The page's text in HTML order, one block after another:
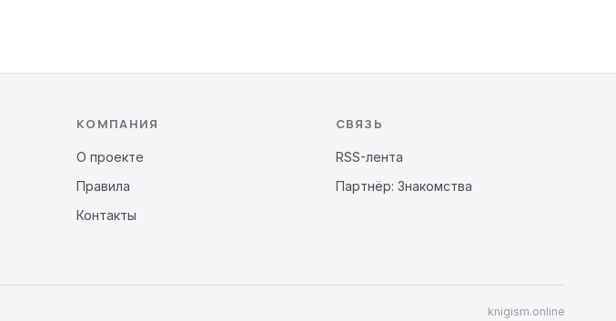
КОМПАНИЯ
О проекте
Правила
Контакты
СВЯЗЬ
RSS-лента
Партнёр: Знакомства
knigism.online